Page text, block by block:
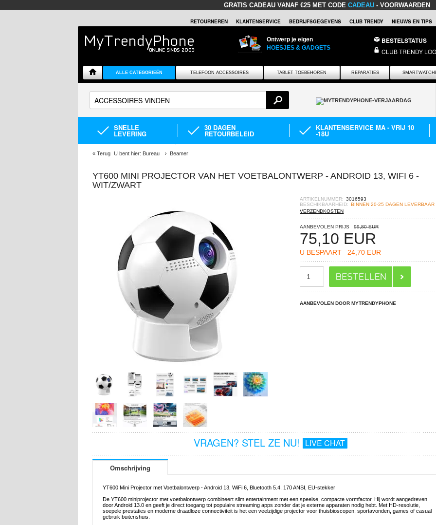
GRATIS CADEAU VANAF €25 MET CODE CADEAU - VOORWAARDEN
RETOURNEREN KLANTENSERVICE BEDRIJFSGEGEVENS CLUB TRENDY NIEUWS EN TIPS
Ontwerp je eigen
HOESJES & GADGETS
BESTELSTATUS
CLUB TRENDY
ALLE CATEGORIEËN TELEFOON ACCESSOIRES TABLET TOEBEHOREN REPARATIES
SNELLE
LEVERING
30 DAGEN
RETOURBELEID
KLANTENSERVICE MA - VRIJ 10
-18U
« Terug U bent hier: Bureau Beamer
YT600 MINI PROJECTOR VAN HET VOETBALONTWERP - ANDROID 13, WIFI 6 -
WIT/ZWART
ARTIKELNUMMER: 3016593
BESCHIKBAARHEID: BINNEN 20-25 DAGEN LEVERBAAR
VERZENDKOSTEN
AANBEVOLEN PRIJS 99,80 EUR
75,10 EUR
U BESPAART 24,70 EUR
AANBEVOLEN DOOR MYTRENDYPHONE
VRAGEN? STEL ZE NU! LIVE CHAT
Omschrijving
YT600 Mini Projector met Voetbalontwerp - Android 13, WiFi 6, Bluetooth 5.4, 170 ANSI, EU-stekker
De YT600 miniprojector met voetbalontwerp combineert slim entertainment met een speelse, compacte vormfactor. Hij wordt aangedreven
door Android 13.0 en geeft je direct toegang tot populaire streaming apps zonder dat je externe apparaten nodig hebt. Met HD-resolutie,
soepele prestaties en moderne draadloze connectiviteit is het een veelzijdige projector voor thuisbioscopen, sportavonden, games of casual
gebruik buitenshuis.